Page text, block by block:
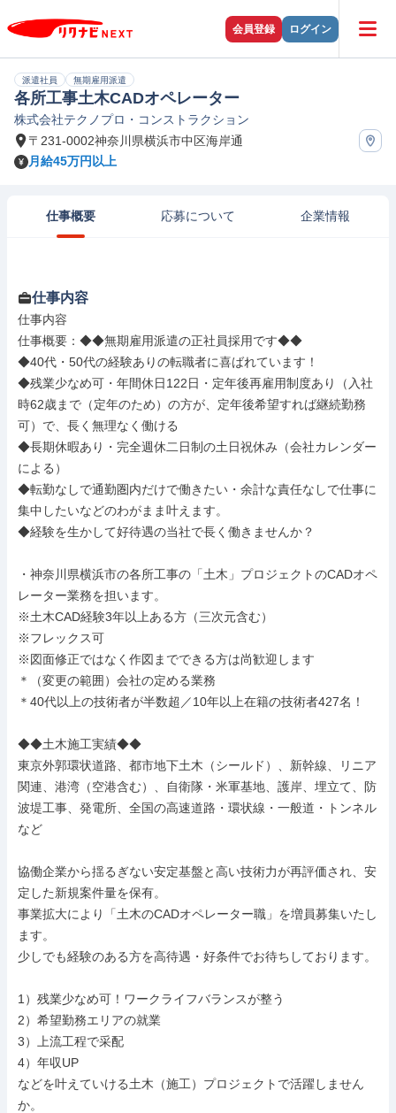
会員登録 ログイン
派遣社員 無期雇用派遣
各所工事土木CADオペレーター
株式会社テクノプロ・コンストラクション
〒231-0002神奈川県横浜市中区海岸通
月給45万円以上
仕事概要 応募について 企業情報
仕事内容
仕事内容
仕事概要：◆◆無期雇用派遣の正社員採用です◆◆
◆40代・50代の経験ありの転職者に喜ばれています！
◆残業少なめ可・年間休日122日・定年後再雇用制度あり（入社
時62歳まで（定年のため）の方が、定年後希望すれば継続勤務
可）で、長く無理なく働ける
◆長期休暇あり・完全週休二日制の土日祝休み（会社カレンダー
による）
◆転勤なしで通勤圏内だけで働きたい・余計な責任なしで仕事に
集中したいなどのわがまま叶えます。
◆経験を生かして好待遇の当社で長く働きませんか？
・神奈川県横浜市の各所工事の「土木」プロジェクトのCADオペ
レーター業務を担います。
※土木CAD経験3年以上ある方（三次元含む）
※フレックス可
※図面修正ではなく作図までできる方は尚歓迎します
＊（変更の範囲）会社の定める業務
＊40代以上の技術者が半数超／10年以上在籍の技術者427名！
◆◆土木施工実績◆◆
東京外郭環状道路、都市地下土木（シールド）、新幹線、リニア
関連、港湾（空港含む）、自衛隊・米軍基地、護岸、埋立て、防
波堤工事、発電所、全国の高速道路・環状線・一般道・トンネル
など
協働企業から揺るぎない安定基盤と高い技術力が再評価され、安
定した新規案件量を保有。
事業拡大により「土木のCADオペレーター職」を増員募集いたし
ます。
少しでも経験のある方を高待遇・好条件でお待ちしております。
1）残業少なめ可！ワークライフバランスが整う
2）希望勤務エリアの就業
3）上流工程で采配
4）年収UP
などを叶えていける土木（施工）プロジェクトで活躍しません
か。